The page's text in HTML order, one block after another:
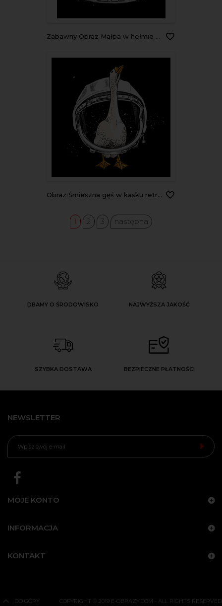
Zabawny Obraz Małpa w hełmie astronauty
Obraz Śmieszna gęś w kasku retro Astronauta
1 2 3 następna
DBAMY O ŚRODOWISKO NAJWYŻSZA JAKOŚĆ
SZYBKA DOSTAWA BEZPIECZNE PŁATNOŚCI
NEWSLETTER
MOJE KONTO
INFORMACJA
KONTAKT
DO GÓRY COPYRIGHT © 2019 E-OBRAZY.COM - ALL RIGHTS RESERVED